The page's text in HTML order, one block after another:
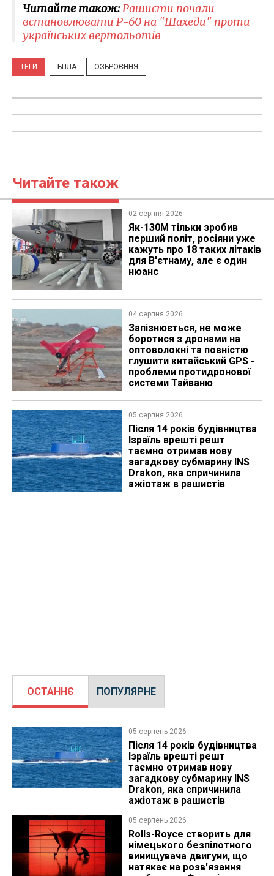
Читайте також:Рашисти почали
встановлювати Р-60 на "Шахеди" проти
українських вертольотів
ТЕГИ БПЛА ОЗБРОЄННЯ
Читайте також
02 серпня 2026
Як-130М тільки зробив
перший політ, росіяни уже
кажуть про 18 таких літаків
для В'єтнаму, але є один
нюанс
04 серпня 2026
Запізнюється, не може
боротися з дронами на
оптоволокні та повністю
глушити китайський GPS -
проблеми протидронової
системи Тайваню
05 серпня 2026
Після 14 років будівництва
Ізраїль врешті решт
таємно отримав нову
загадкову субмарину INS
Drakon, яка спричинила
ажіотаж в рашистів
ОСТАННЄ ПОПУЛЯРНЕ
05 серпень 2026
Після 14 років будівництва
Ізраїль врешті решт
таємно отримав нову
загадкову субмарину INS
Drakon, яка спричинила
ажіотаж в рашистів
05 серпень 2026
Rolls-Royce створить для
німецького безпілотного
винищувача двигуни, що
натякає на розв'язання